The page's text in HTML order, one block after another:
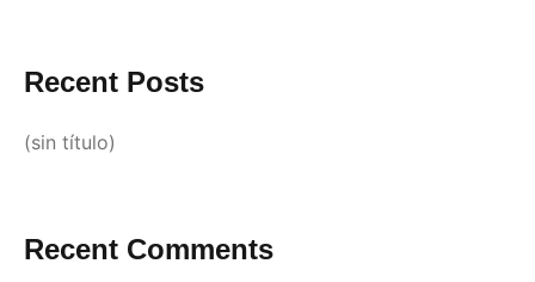
Recent Posts
(sin título)
Recent Comments